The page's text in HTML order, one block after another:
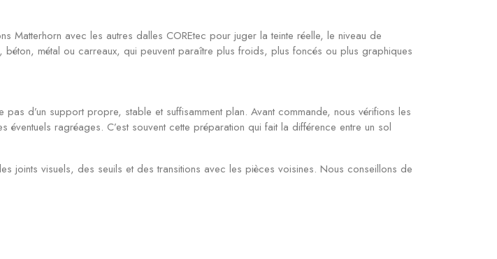
Matterhorn avec les autres dalles COREtec pour juger la teinte réelle, le niveau de
béton, métal ou carreaux, qui peuvent paraître plus froids, plus foncés ou plus graphiques
d’un support propre, stable et suffisamment plan. Avant commande, nous vérifions les
ragréages. C’est souvent cette préparation qui fait la différence entre un sol
joints visuels, des seuils et des transitions avec les pièces voisines. Nous conseillons de